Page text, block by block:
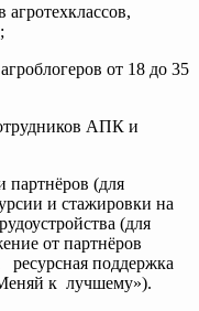
от 18 до 35
АПК и
(для
и стажировки на
(для
от партнёров
ресурсная поддержка
к лучшему»).